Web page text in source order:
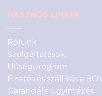
HASZNOS LINKEK
Rólunk
Szolgáltatások
Hűségprogram
Fizetés és szállítás a
Garanciális ügyintézés